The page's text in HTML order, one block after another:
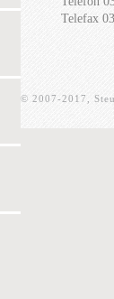
Telefax
© 2007-2017,